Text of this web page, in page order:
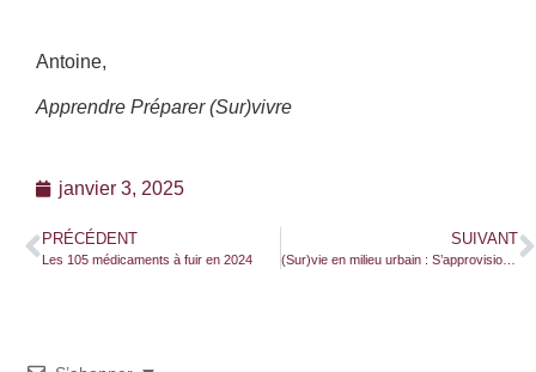
Antoine,
Apprendre Préparer (Sur)vivre
janvier 3, 2025
PRÉCÉDENT
Les 105 médicaments à fuir en 2024
SUIVANT
(Sur)vie en milieu urbain : S’approvisionner, purifier et stocker de l’eau